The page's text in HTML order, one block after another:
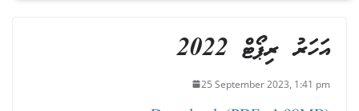
އަހަރު ރިޕޯޓް 2022
25 September 2023, 1:41 pm